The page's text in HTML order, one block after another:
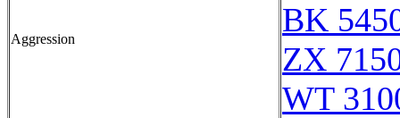
Aggression
BK
ZX
WT